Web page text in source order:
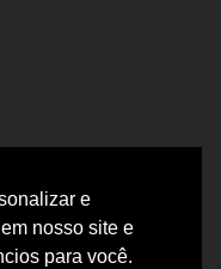
e
nosso site e
para você.